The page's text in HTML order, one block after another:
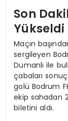
Son
Yükseldi
Maçın
sergileyen
Dumanlı ile
çabaları
golü Bodrum
ekip sahadan
biletini aldı.